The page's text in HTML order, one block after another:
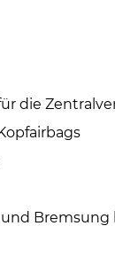
die